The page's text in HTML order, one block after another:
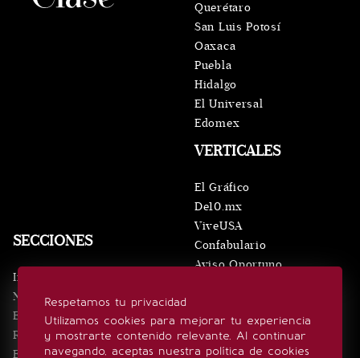
Respetamos tu privacidad
Utilizamos cookies para mejorar tu experiencia
y mostrarte contenido relevante. Al continuar
navegando, aceptas nuestra política de cookies
SECCIONES
Inicio
Noticias
Eventos
Realeza
Estilo de vida
VERTICALES
El Gráfico
De10.mx
ViveUSA
Confabulario
Aviso Oportuno
Querétaro
San Luis Potosí
Oaxaca
Puebla
Hidalgo
El Universal
Edomex
SÍGUENOS